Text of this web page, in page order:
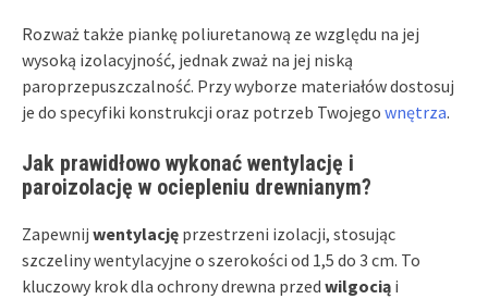
Rozważ także piankę poliuretanową ze względu na jej
wysoką izolacyjność, jednak zważ na jej niską
paroprzepuszczalność. Przy wyborze materiałów dostosuj
je do specyfiki konstrukcji oraz potrzeb Twojego wnętrza.
Jak prawidłowo wykonać wentylację i
paroizolację w ociepleniu drewnianym?
Zapewnij wentylację przestrzeni izolacji, stosując
szczeliny wentylacyjne o szerokości od 1,5 do 3 cm. To
kluczowy krok dla ochrony drewna przed wilgocią i